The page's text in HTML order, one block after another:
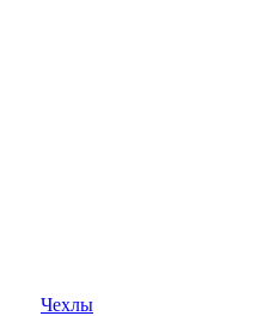
Чехлы